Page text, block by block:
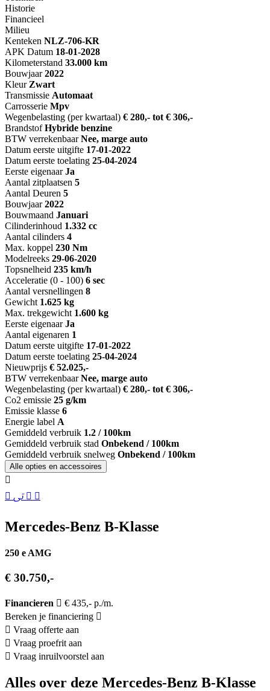
Historie
Financieel
Milieu
Kenteken NLZ-706-KR
APK Datum 18-01-2028
Kilometerstand 33.000 km
Bouwjaar 2022
Kleur Zwart
Transmissie Automaat
Carrosserie Mpv
Wegenbelasting (per kwartaal) € 280,- tot € 306,-
Brandstof Hybride benzine
BTW verrekenbaar Nee, marge auto
Datum eerste uitgifte 17-01-2022
Datum eerste toelating 25-04-2024
Eerste eigenaar Ja
Aantal zitplaatsen 5
Aantal Deuren 5
Bouwjaar 2022
Bouwmaand Januari
Cilinderinhoud 1.332 cc
Aantal cilinders 4
Max. koppel 230 Nm
Modelreeks 29-06-2020
Topsnelheid 235 km/h
Acceleratie (0 - 100) 6 sec
Aantal versnellingen 8
Gewicht 1.625 kg
Max. trekgewicht 1.600 kg
Eerste eigenaar Ja
Aantal eigenaren 1
Datum eerste uitgifte 17-01-2022
Datum eerste toelating 25-04-2024
Nieuwprijs € 52.025,-
BTW verrekenbaar Nee, marge auto
Wegenbelasting (per kwartaal) € 280,- tot € 306,-
Co2 emissie 25 g/km
Emissie klasse 6
Energie label A
Gemiddeld verbruik 1.2 / 100km
Gemiddeld verbruik stad Onbekend / 100km
Gemiddeld verbruik snelweg Onbekend / 100km
Alle opties en accessoires
Mercedes-Benz B-Klasse
250 e AMG
€ 30.750,-
Financieren
€ 435,- p./m.
Bereken je financiering
Vraag offerte aan
Vraag proefrit aan
Vraag inruilvoorstel aan
Alles over deze Mercedes-Benz B-Klasse